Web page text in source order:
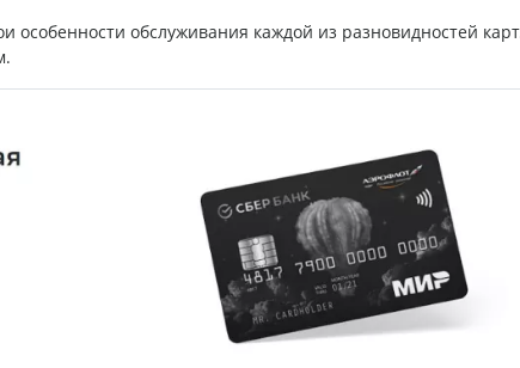
особенности обслуживания каждой из разновидностей